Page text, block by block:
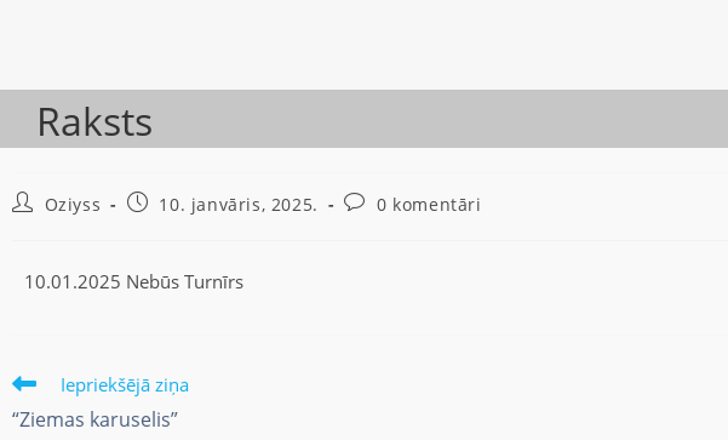
Raksts
Oziyss 10. janvāris, 2025. 0 komentāri
10.01.2025 Nebūs Turnīrs
Iepriekšējā ziņa
“Ziemas karuselis”